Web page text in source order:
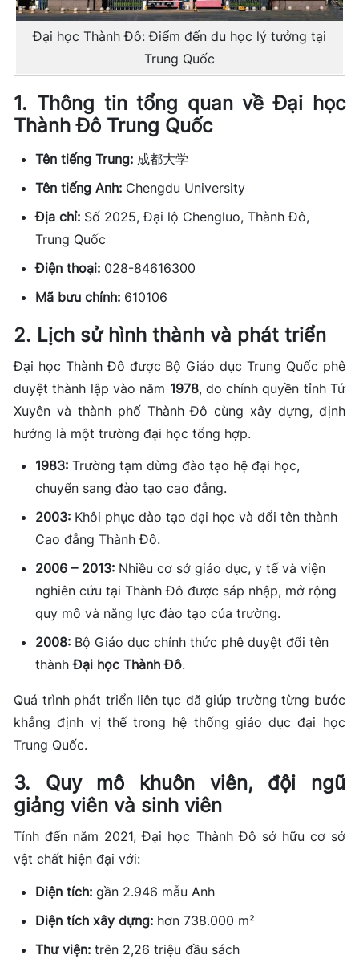
Đại học Thành Đô: Điểm đến du học lý tưởng tại
Trung Quốc
1. Thông tin tổng quan về Đại học
Thành Đô Trung Quốc
Tên tiếng Trung: 成都大学
Tên tiếng Anh: Chengdu University
Địa chỉ: Số 2025, Đại lộ Chengluo, Thành Đô,
Trung Quốc
Điện thoại: 028-84616300
Mã bưu chính: 610106
2. Lịch sử hình thành và phát triển
Đại học Thành Đô được Bộ Giáo dục Trung Quốc phê
duyệt thành lập vào năm 1978, do chính quyền tỉnh Tứ
Xuyên và thành phố Thành Đô cùng xây dựng, định
hướng là một trường đại học tổng hợp.
1983: Trường tạm dừng đào tạo hệ đại học,
chuyển sang đào tạo cao đẳng.
2003: Khôi phục đào tạo đại học và đổi tên thành
Cao đẳng Thành Đô.
2006 – 2013: Nhiều cơ sở giáo dục, y tế và viện
nghiên cứu tại Thành Đô được sáp nhập, mở rộng
quy mô và năng lực đào tạo của trường.
2008: Bộ Giáo dục chính thức phê duyệt đổi tên
thànhĐại học Thành Đô.
Quá trình phát triển liên tục đã giúp trường từng bước
khẳng định vị thế trong hệ thống giáo dục đại học
Trung Quốc.
3. Quy mô khuôn viên, đội ngũ
giảng viên và sinh viên
Tính đến năm 2021, Đại học Thành Đô sở hữu cơ sở
vật chất hiện đại với:
Diện tích: gần 2.946 mẫu Anh
Diện tích xây dựng: hơn 738.000 m²
Thư viện: trên 2,26 triệu đầu sách